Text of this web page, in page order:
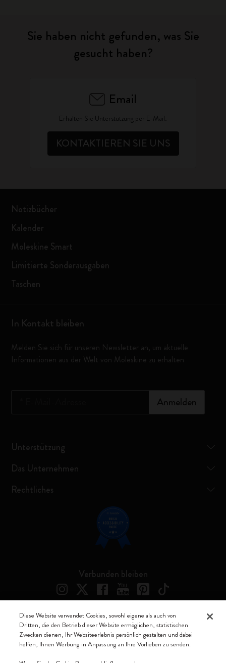
Sie haben nicht gefunden, was Sie
gesucht haben?
Email
Erhalten Sie Unterstützung per E-Mail.
KONTAKTIEREN SIE UNS
Notizbücher
Kalender
Moleskine Smart
Limitierte Sonderausgaben
Taschen
In Kontakt bleiben
Melden Sie sich für unseren Newsletter an, um aktuelle
Informationen aus der Welt von Moleskine zu erhalten
Anmelden
Unterstützung
Das Unternehmen
Rechtliches
Verbunden bleiben
Moleskine ® ist ein eingetragenes Warenzeichen von Moleskine Srl a
socio unico
Diese Website verwendet Cookies, sowohl eigene als auch von
Dritten, die den Betrieb dieser Website ermöglichen, statistischen
Zwecken dienen, Ihr Websiteerlebnis persönlich gestalten und dabei
helfen, Ihnen Werbung in Anpassung an Ihre Vorlieben zu senden.